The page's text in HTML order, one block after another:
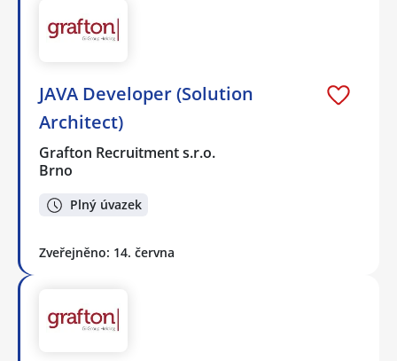
JAVA Developer (Solution
Architect)
Grafton Recruitment s.r.o.
Brno
Plný úvazek
Zveřejněno: 14. června